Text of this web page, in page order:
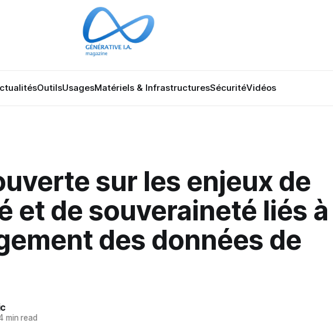
OutilsUsagesMatériels & InfrastructuresSécuritéVidéos
sur les enjeux de
et de souveraineté liés à
des données de
min read